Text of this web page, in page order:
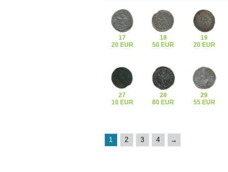
17
20 EUR
18
50 EUR
19
20 EUR
27
10 EUR
28
80 EUR
29
55 EUR
1 2 3 4 →